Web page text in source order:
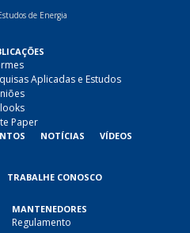
de Energia
Aplicadas e Estudos
Paper
NOTÍCIAS VÍDEOS
TRABALHE CONOSCO
MANTENEDORES
Regulamento